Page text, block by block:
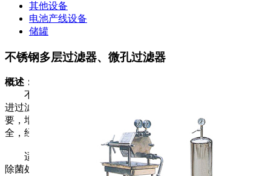
其他设备
电池产线设备
储罐
不锈钢多层过滤器、微孔过滤器
概述：
不锈钢切向型多层板框过滤器，是八十年代发展起来的先
进过滤设备，具有拆装方便、操作简便，可根据生产流量的需
要，增加和减少层数，连续使用时间较长，各部位性能装置齐
全，经过顾客广泛使用深受欢迎。
适用于药厂、酿酒厂、饮料医院等厂矿企业对液体的澄清
除菌处理，该滤器在不同的过滤介质调节后，亦可作留渣去水